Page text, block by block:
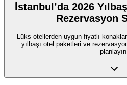
İstanbul’da 2026
Rezervasyon
Lüks otellerden uygun fiyatlı
yılbaşı otel paketleri ve